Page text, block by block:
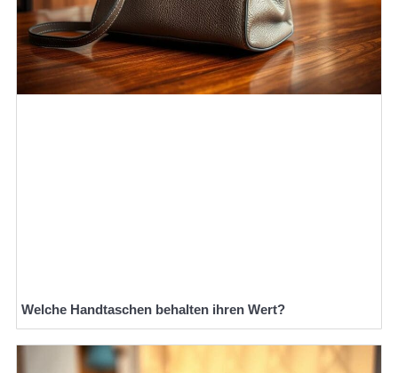
Welche Handtaschen behalten ihren Wert?